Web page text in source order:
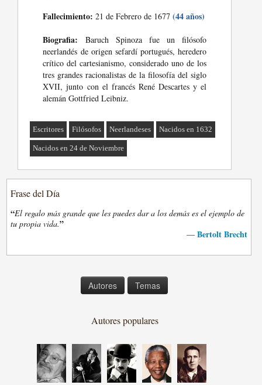
Fallecimiento: 21 de Febrero de 1677(44 años)
Biografia: Baruch Spinoza fue un filósofo
neerlandés de origen sefardí portugués, heredero
crítico del cartesianismo, considerado uno de los
tres grandes racionalistas de la filosofía del siglo
XVII, junto con el francés René Descartes y el
alemán Gottfried Leibniz.
Escritores Filósofos Neerlandeses Nacidos en 1632
Nacidos en 24 de Noviembre
Frase del Día
“El regalo más grande que les puedes dar a los demás es el ejemplo de
tu propia vida.”
— Bertolt Brecht
Autores Temas
Autores populares